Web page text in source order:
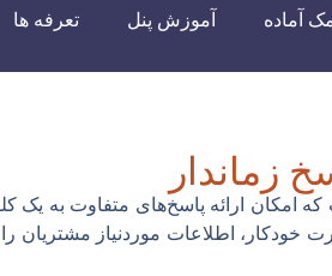
آماده آموزش پنل تعرفه ها
زماندار
امکان ارائه پاسخ‌های متفاوت به یک
خودکار، اطلاعات موردنیاز مشتریان